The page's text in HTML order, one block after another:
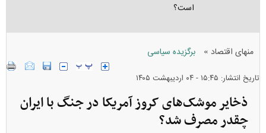
است؟
منهای اقتصاد » برگزیده سیاسی
تاریخ انتشار: ۱۵:۴۵ - ۰۴ ارديبهشت ۱۴۰۵
ذخایر موشک‌های کروز آمریکا در جنگ با ایران
چقدر مصرف شد؟